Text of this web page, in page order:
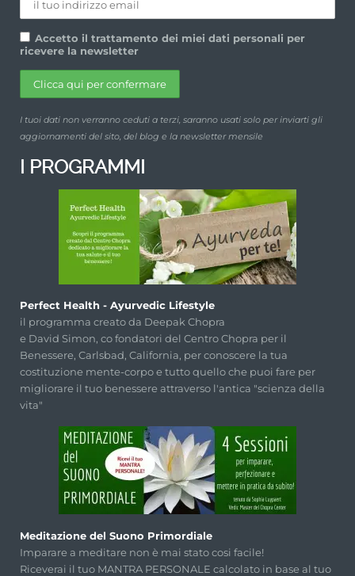
Accetto il trattamento dei miei dati personali per
ricevere la newsletter
I tuoi dati non verranno ceduti a terzi, saranno usati solo per inviarti gli
aggiornamenti del sito, del blog e la newsletter mensile
I PROGRAMMI
Perfect Health - Ayurvedic Lifestyle
il programma creato da Deepak Chopra
e David Simon, co fondatori del Centro Chopra per il
Benessere, Carlsbad, California, per conoscere la tua
costituzione mente-corpo e tutto quello che puoi fare per
migliorare il tuo benessere attraverso l'antica "scienza della
vita"
Meditazione del Suono Primordiale
Imparare a meditare non è mai stato cosi facile!
Riceverai il tuo MANTRA PERSONALE calcolato in base al tuo